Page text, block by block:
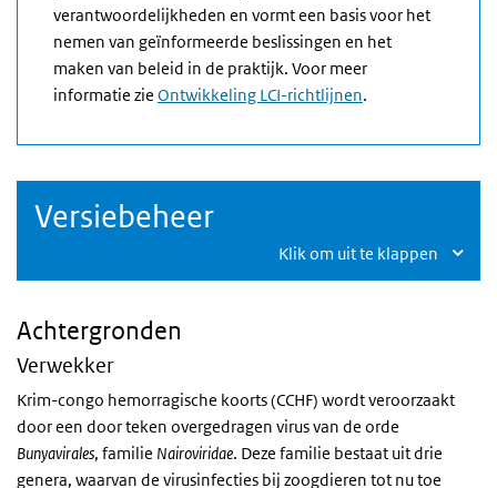
verantwoordelijkheden en vormt een basis voor het
nemen van geïnformeerde beslissingen en het
maken van beleid in de praktijk. Voor meer
informatie zie Ontwikkeling LCI-richtlijnen.
Versiebeheer
Klik om uit te klappen
Achtergronden
Verwekker
Krim-congo hemorragische koorts (CCHF) wordt veroorzaakt
door een door teken overgedragen virus van de orde
Bunyavirales, familie Nairoviridae. Deze familie bestaat uit drie
genera, waarvan de virusinfecties bij zoogdieren tot nu toe